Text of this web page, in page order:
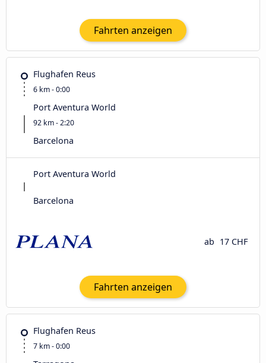
Fahrten anzeigen
Flughafen Reus
6 km - 0:00
Port Aventura World
92 km - 2:20
Barcelona
Port Aventura World
Barcelona
ab 17 CHF
Fahrten anzeigen
Flughafen Reus
7 km - 0:00